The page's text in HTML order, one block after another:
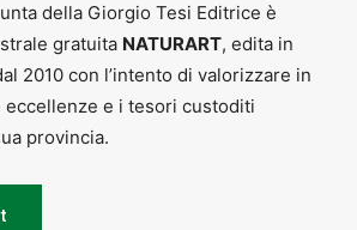
della Giorgio Tesi Editrice è
gratuita NATURART, edita in
2010 con l’intento di valorizzare in
eccellenze e i tesori custoditi
provincia.